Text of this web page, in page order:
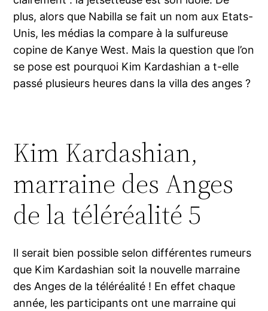
plus, alors que Nabilla se fait un nom aux Etats-
Unis, les médias la compare à la sulfureuse
copine de Kanye West. Mais la question que l’on
se pose est pourquoi Kim Kardashian a t-elle
passé plusieurs heures dans la villa des anges ?
Kim Kardashian,
marraine des Anges
de la téléréalité 5
Il serait bien possible selon différentes rumeurs
que Kim Kardashian soit la nouvelle marraine
des Anges de la téléréalité ! En effet chaque
année, les participants ont une marraine qui